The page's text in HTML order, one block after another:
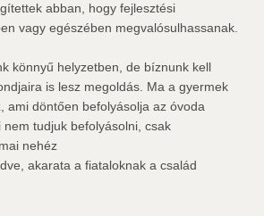
abban, hogy fejlesztési
vagy egészében megvalósulhassanak.
könnyű helyzetben, de bíznunk kell
is lesz megoldás. Ma a gyermek
ami döntően befolyásolja az óvoda
tudjuk befolyásolni, csak
nehéz
akarata a fiataloknak a család